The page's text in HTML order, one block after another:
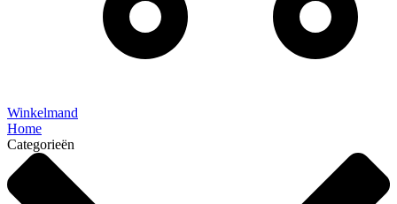
Winkelmand
Home
Categorieën